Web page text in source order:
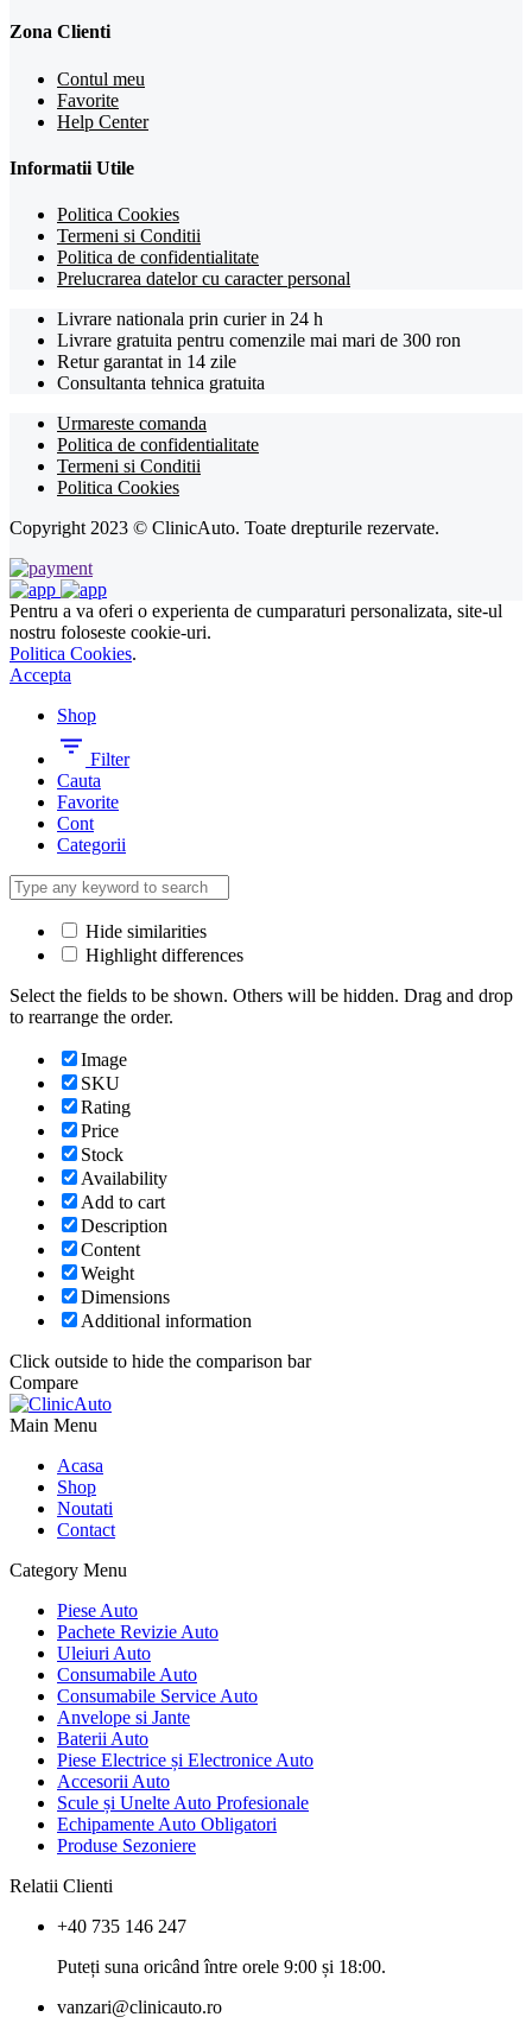
Zona Clienti
Contul meu
Favorite
Help Center
Informatii Utile
Politica Cookies
Termeni si Conditii
Politica de confidentialitate
Prelucrarea datelor cu caracter personal
Livrare nationala prin curier in 24 h
Livrare gratuita pentru comenzile mai mari de 300 ron
Retur garantat in 14 zile
Consultanta tehnica gratuita
Urmareste comanda
Politica de confidentialitate
Termeni si Conditii
Politica Cookies
Copyright 2023 © ClinicAuto. Toate drepturile rezervate.
Pentru a va oferi o experienta de cumparaturi personalizata, site-ul
nostru foloseste cookie-uri.
Politica Cookies.
Accepta
Shop
Filter
Cauta
Favorite
Cont
Categorii
Hide similarities
Highlight differences
Select the fields to be shown. Others will be hidden. Drag and drop
to rearrange the order.
Image
SKU
Rating
Price
Stock
Availability
Add to cart
Description
Content
Weight
Dimensions
Additional information
Click outside to hide the comparison bar
Compare
Main Menu
Acasa
Shop
Noutati
Contact
Category Menu
Piese Auto
Pachete Revizie Auto
Uleiuri Auto
Consumabile Auto
Consumabile Service Auto
Anvelope si Jante
Baterii Auto
Piese Electrice și Electronice Auto
Accesorii Auto
Scule și Unelte Auto Profesionale
Echipamente Auto Obligatori
Produse Sezoniere
Relatii Clienti
+40 735 146 247
Puteți suna oricând între orele 9:00 și 18:00.
vanzari@clinicauto.ro